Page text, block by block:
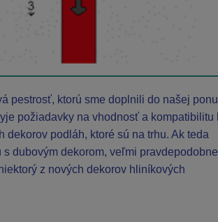
pestrosť, ktorú sme doplnili do našej
požiadavky na vhodnosť a kompatibilitu
dekorov podláh, ktoré sú na trhu. Ak teda
s dubovým dekorom, veľmi
z nových dekorov hliníkových